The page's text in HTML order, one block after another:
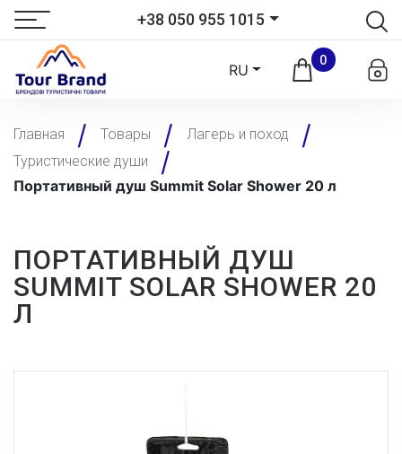
+38 050 955 1015
RU
0
Главная Товары
Лагерь и поход
Туристические души
Портативный душ Summit Solar Shower 20 л
ПОРТАТИВНЫЙ ДУШ
SUMMIT SOLAR SHOWER 20
Л